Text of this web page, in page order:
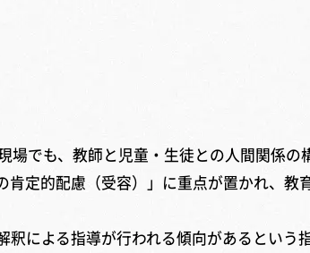
でも、教師と児童・生徒との人間関係
定的配慮（受容）」に重点が置かれ、教
による指導が行われる傾向があるという指